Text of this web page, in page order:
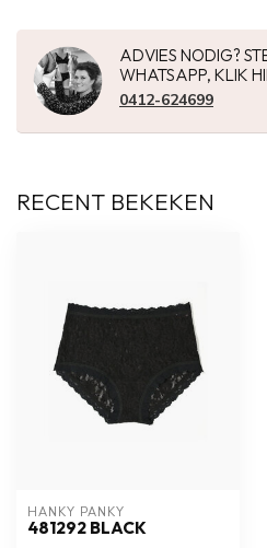
ADVIES NODIG?
WHATSAPP, KLIK
0412-624699
RECENT BEKEKEN
HANKY PANKY
481292 BLACK